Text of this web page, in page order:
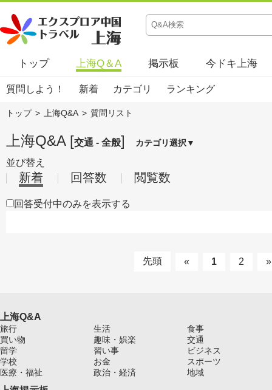
トップ 上海Q＆A 掲示板 今ドキ上海
質問しよう！ 新着 カテゴリ ランキング
トップ > 上海Q&A > 質問リスト
上海Q&A [交通 - 全般] カテゴリ選択▼
並び替え
新着 回答数 閲覧数
回答受付中のみを表示する
先頭 « 1 2 »
上海Q&A
旅行 生活
食事
買い物
趣味・娯楽
交通
留学
習い事
ビジネス
学校
お金
スポーツ
医療・福祉
政治・経済 地域